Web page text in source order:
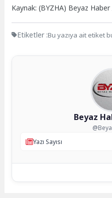
Kaynak: (BYZHA) Beyaz Haber
Etiketler :Bu yazıya ait etiket
Beyaz
Yazı Sayısı